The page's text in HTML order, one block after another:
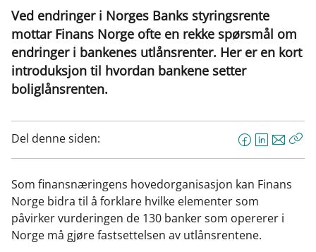
Ved endringer i Norges Banks styringsrente
mottar Finans Norge ofte en rekke spørsmål om
endringer i bankenes utlånsrenter. Her er en kort
introduksjon til hvordan bankene setter
boliglånsrenten.
Del denne siden:
F
a
c
e
b
o
L
i
n
k
e
d
E
-
p
s
Som finansnæringens hovedorganisasjon kan Finans
Norge bidra til å forklare hvilke elementer som
påvirker vurderingen de 130 banker som opererer i
Norge må gjøre fastsettelsen av utlånsrentene.